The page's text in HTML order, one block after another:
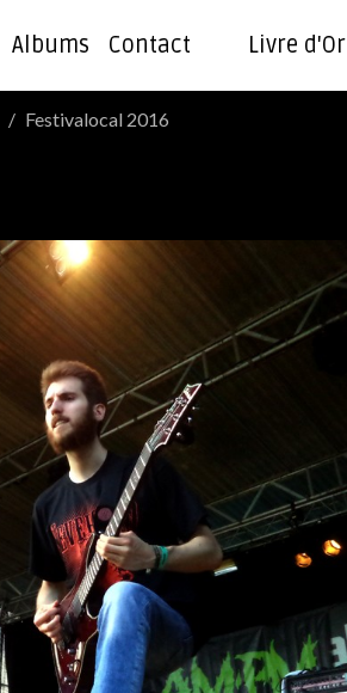
Albums Contact Livre d'Or
Festivalocal 2016